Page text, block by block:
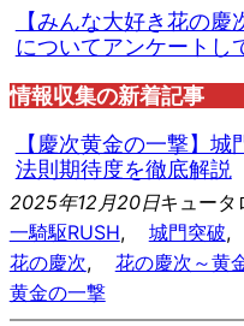
【みんな大好き花の
についてアンケートし
情報収集の新着記事
【慶次黄金の一撃】
法則期待度を徹底解説
2025年12月20日キュータ
一騎駆RUSH, 城門突破,
花の慶次, 花の慶次～黄
黄金の一撃